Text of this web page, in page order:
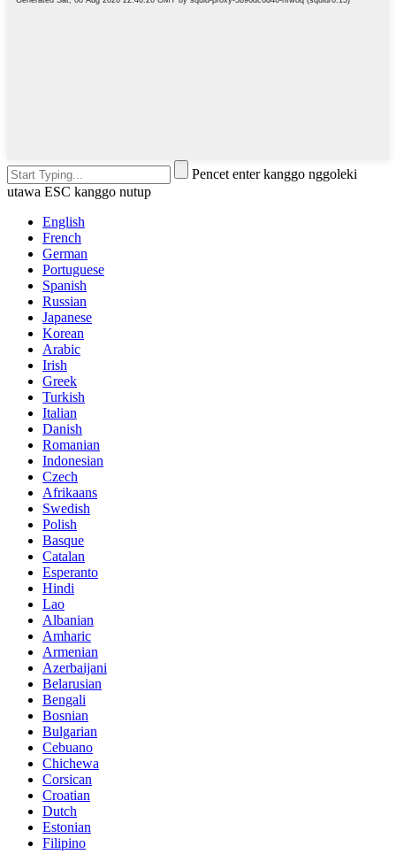
Pencet enter kanggo nggoleki
utawa ESC kanggo nutup
English
French
German
Portuguese
Spanish
Russian
Japanese
Korean
Arabic
Irish
Greek
Turkish
Italian
Danish
Romanian
Indonesian
Czech
Afrikaans
Swedish
Polish
Basque
Catalan
Esperanto
Hindi
Lao
Albanian
Amharic
Armenian
Azerbaijani
Belarusian
Bengali
Bosnian
Bulgarian
Cebuano
Chichewa
Corsican
Croatian
Dutch
Estonian
Filipino